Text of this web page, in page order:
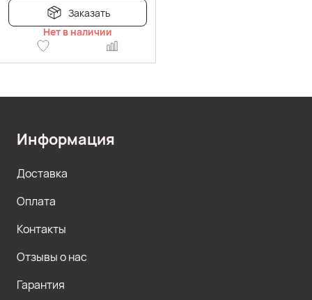
Заказать
Нет в наличии
Информация
Доставка
Оплата
Контакты
Отзывы о нас
Гарантия